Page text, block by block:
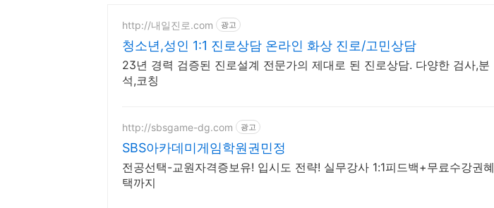
http://내일진로.com 광고
청소년,성인 1:1 진로상담 온라인 화상 진로/고민상담
23년 경력 검증된 진로설계 전문가의 제대로 된 진로상담. 다양한 검사,분
석,코칭
http://sbsgame-dg.com 광고
SBS아카데미게임학원권민정
전공선택-교원자격증보유! 입시도 전략! 실무강사 1:1피드백+무료수강권혜
택까지